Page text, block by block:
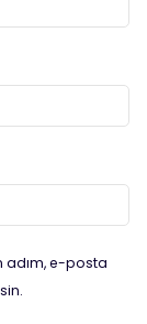
adım, e-posta